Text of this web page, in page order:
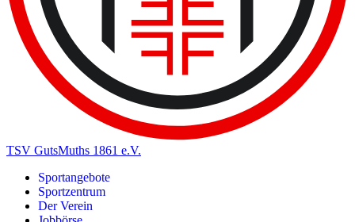
TSV GutsMuths 1861 e.V.
Sportangebote
Sportzentrum
Der Verein